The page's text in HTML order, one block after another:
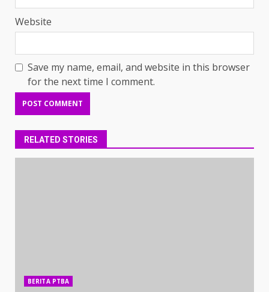
Website
Save my name, email, and website in this browser
for the next time I comment.
RELATED STORIES
BERITA PTBA